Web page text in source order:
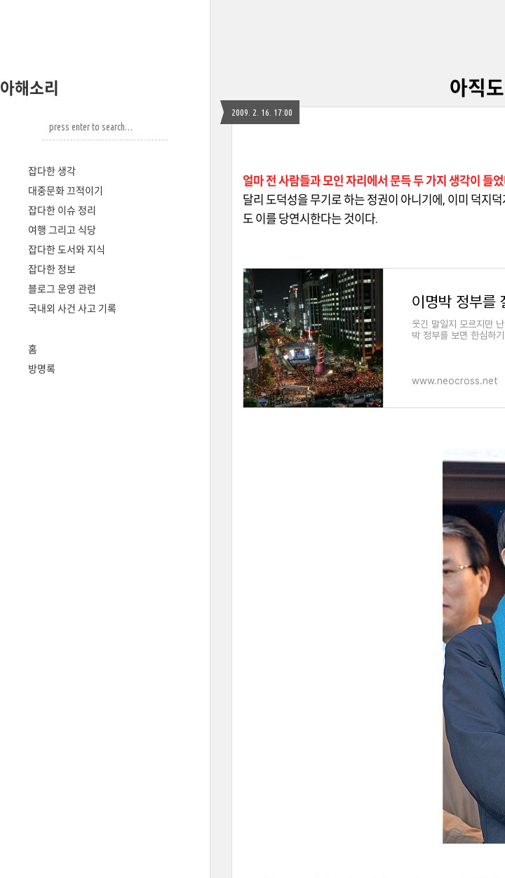
아해소리
잡다한 생각
대중문화 끄적이기
잡다한 이슈 정리
여행 그리고 식당
잡다한 도서와 지식
잡다한 정보
블로그 운영 관련
국내외 사건 사고 기록
홈
방명록
아직
2009. 2. 16. 17:00
얼마 전 사람들과 모인 자리에서 문득 두 가지 생각이 들
달리 도덕성을 무기로 하는 정권이 아니기에
이미 덕지
도 이를 당연시한다는 것이다
이명박 정부를
웃긴 말일지 모르지만
박 정부를 보면 한심하
www.neocross.net